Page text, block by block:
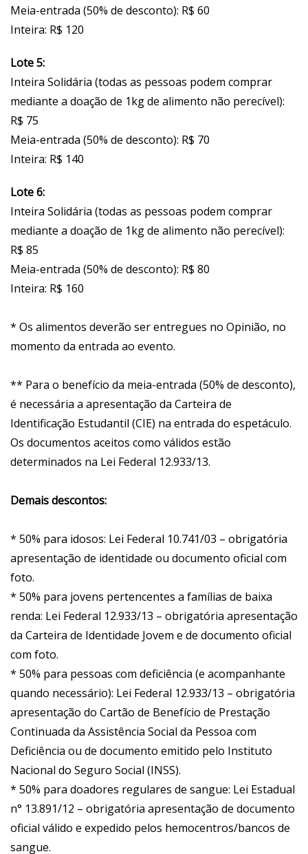
Meia-entrada (50% de desconto): R$ 60
Inteira: R$ 120
Lote 5:
Inteira Solidária (todas as pessoas podem comprar
mediante a doação de 1kg de alimento não perecível):
R$ 75
Meia-entrada (50% de desconto): R$ 70
Inteira: R$ 140
Lote 6:
Inteira Solidária (todas as pessoas podem comprar
mediante a doação de 1kg de alimento não perecível):
R$ 85
Meia-entrada (50% de desconto): R$ 80
Inteira: R$ 160
* Os alimentos deverão ser entregues no Opinião, no
momento da entrada ao evento.
** Para o benefício da meia-entrada (50% de desconto),
é necessária a apresentação da Carteira de
Identificação Estudantil (CIE) na entrada do espetáculo.
Os documentos aceitos como válidos estão
determinados na Lei Federal 12.933/13.
Demais descontos:
* 50% para idosos: Lei Federal 10.741/03 – obrigatória
apresentação de identidade ou documento oficial com
foto.
* 50% para jovens pertencentes a famílias de baixa
renda: Lei Federal 12.933/13 – obrigatória apresentação
da Carteira de Identidade Jovem e de documento oficial
com foto.
* 50% para pessoas com deficiência (e acompanhante
quando necessário): Lei Federal 12.933/13 – obrigatória
apresentação do Cartão de Benefício de Prestação
Continuada da Assistência Social da Pessoa com
Deficiência ou de documento emitido pelo Instituto
Nacional do Seguro Social (INSS).
* 50% para doadores regulares de sangue: Lei Estadual
n° 13.891/12 – obrigatória apresentação de documento
oficial válido e expedido pelos hemocentros/bancos de
sangue.